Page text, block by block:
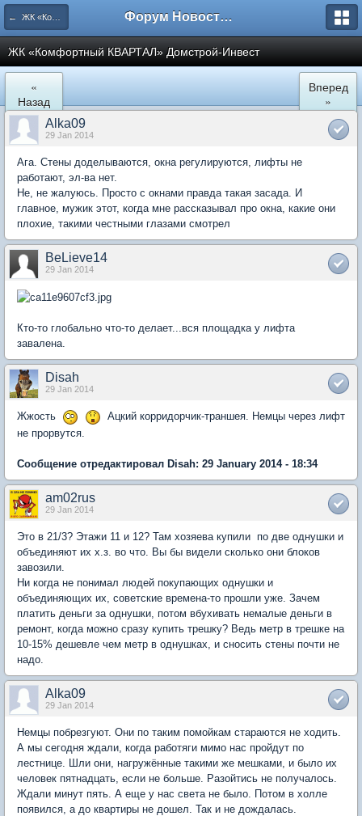
← ЖК «Комфортный КВАРТАЛ» Форум Новостройки
ЖК «Комфортный КВАРТАЛ» Домстрой-Инвест
«
Назад
Вперед
»
Alka09
29 Jan 2014
Ага. Стены доделываются, окна регулируются, лифты не
работают, эл-ва нет.
Не, не жалуюсь. Просто с окнами правда такая засада. И
главное, мужик этот, когда мне рассказывал про окна, какие они
плохие, такими честными глазами смотрел
BeLieve14
29 Jan 2014
Кто-то глобально что-то делает...вся площадка у лифта
завалена.
Disah
29 Jan 2014
Жжость
Ацкий корридорчик-траншея. Немцы через лифт
не прорвутся.
Сообщение отредактировал Disah: 29 January 2014 - 18:34
am02rus
29 Jan 2014
Это в 21/3? Этажи 11 и 12? Там хозяева купили по две однушки и
объединяют их х.з. во что. Вы бы видели сколько они блоков
завозили.
Ни когда не понимал людей покупающих однушки и
объединяющих их, советские времена-то прошли уже. Зачем
платить деньги за однушки, потом вбухивать немалые деньги в
ремонт, когда можно сразу купить трешку? Ведь метр в трешке на
10-15% дешевле чем метр в однушках, и сносить стены почти не
надо.
Alka09
29 Jan 2014
Немцы побрезгуют. Они по таким помойкам стараются не ходить.
А мы сегодня ждали, когда работяги мимо нас пройдут по
лестнице. Шли они, нагружённые такими же мешками, и было их
человек пятнадцать, если не больше. Разойтись не получалось.
Ждали минут пять. А еще у нас света не было. Потом в холле
появился, а до квартиры не дошел. Так и не дождалась.